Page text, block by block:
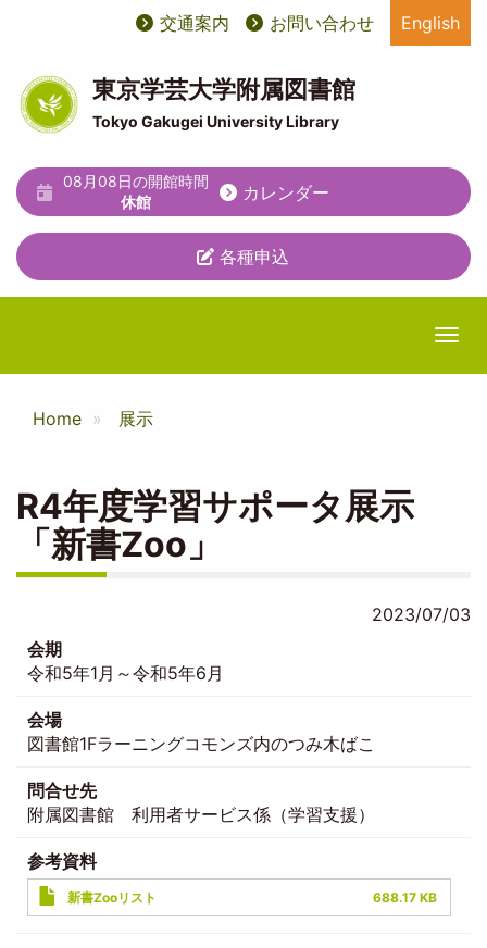
ツ
に
動
User
account
menu
ユ
ー
テ
ィ
リ
テ
ィ
メ
ュ
ー
交通案内 お問い合わせ English
東京学芸大学附属図書館
Tokyo Gakugei University Library
08月08日の開館時間
休館
カレンダー
各種申込
Home 展示
R4年度学習サポータ展示
「新書Zoo」
2023/07/03
会期
令和5年1月～令和5年6月
会場
図書館1Fラーニングコモンズ内のつみ木ばこ
問合せ先
附属図書館 利用者サービス係（学習支援）
参考資料
Document
新書Zooリスト 688.17 KB